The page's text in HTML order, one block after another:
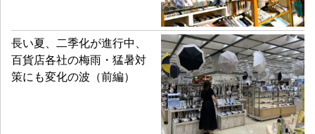
長い夏、二季化が進行中、
百貨店各社の梅雨・猛暑対
策にも変化の波（前編）